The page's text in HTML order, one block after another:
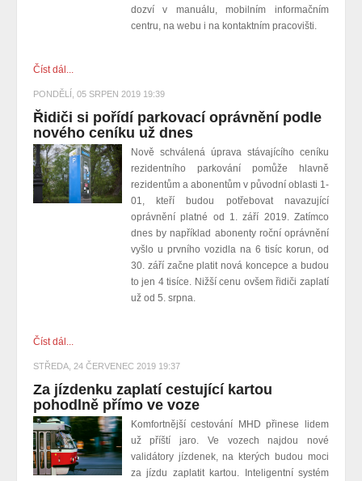
dozví v manuálu, mobilním informačním
centru, na webu i na kontaktním pracovišti.
Číst dál...
PONDĚLÍ, 05 SRPEN 2019 19:39
Řidiči si pořídí parkovací oprávnění podle
nového ceníku už dnes
Nově schválená úprava stávajícího ceníku
rezidentního parkování pomůže hlavně
rezidentům a abonentům v původní oblasti 1-
01, kteří budou potřebovat navazující
oprávnění platné od 1. září 2019. Zatímco
dnes by například abonenty roční oprávnění
vyšlo u prvního vozidla na 6 tisíc korun, od
30. září začne platit nová koncepce a budou
to jen 4 tisíce. Nižší cenu ovšem řidiči zaplatí
už od 5. srpna.
Číst dál...
STŘEDA, 24 ČERVENEC 2019 19:37
Za jízdenku zaplatí cestující kartou
pohodlně přímo ve voze
Komfortnější cestování MHD přinese lidem
už příští jaro. Ve vozech najdou nové
validátory jízdenek, na kterých budou moci
za jízdu zaplatit kartou. Inteligentní systém